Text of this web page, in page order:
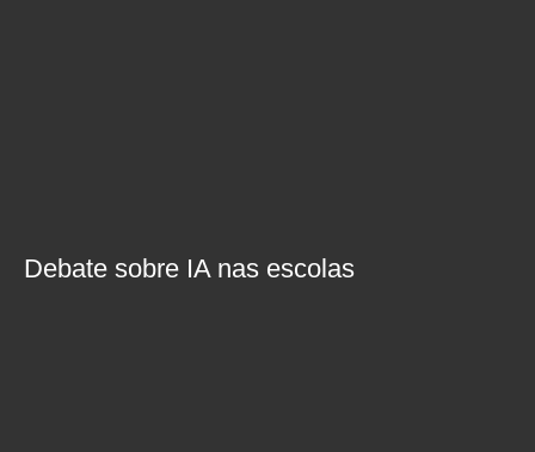
Debate sobre IA nas escolas